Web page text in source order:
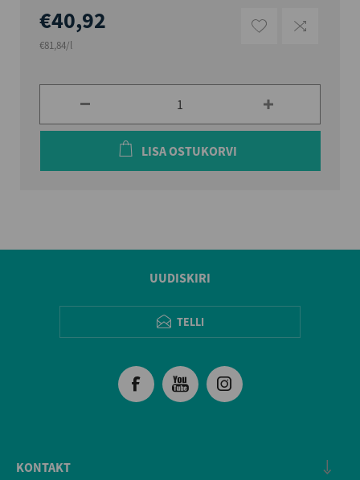
€40,92
€81,84/l
LISA OSTUKORVI
UUDISKIRI
TELLI
KONTAKT